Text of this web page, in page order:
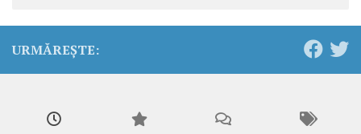
URMĂREȘTE: